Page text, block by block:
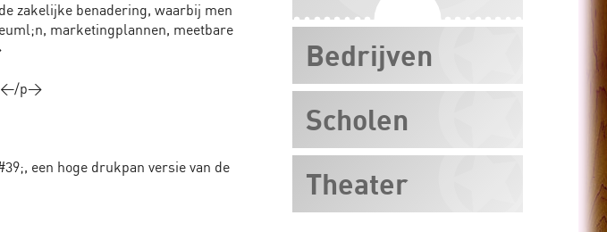
zakelijke benadering, waarbij men
marketingplannen, meetbare
p>
een hoge drukpan versie van de
Bedrijven
Scholen
Theater